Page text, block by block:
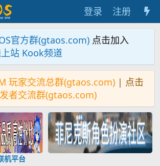
登录 注册
官方群(gtaos.com) 点击加入
上站 Kook频道
玩家交流总群(gtaos.com) | 点击
者交流群(gtaos.com)
机平台